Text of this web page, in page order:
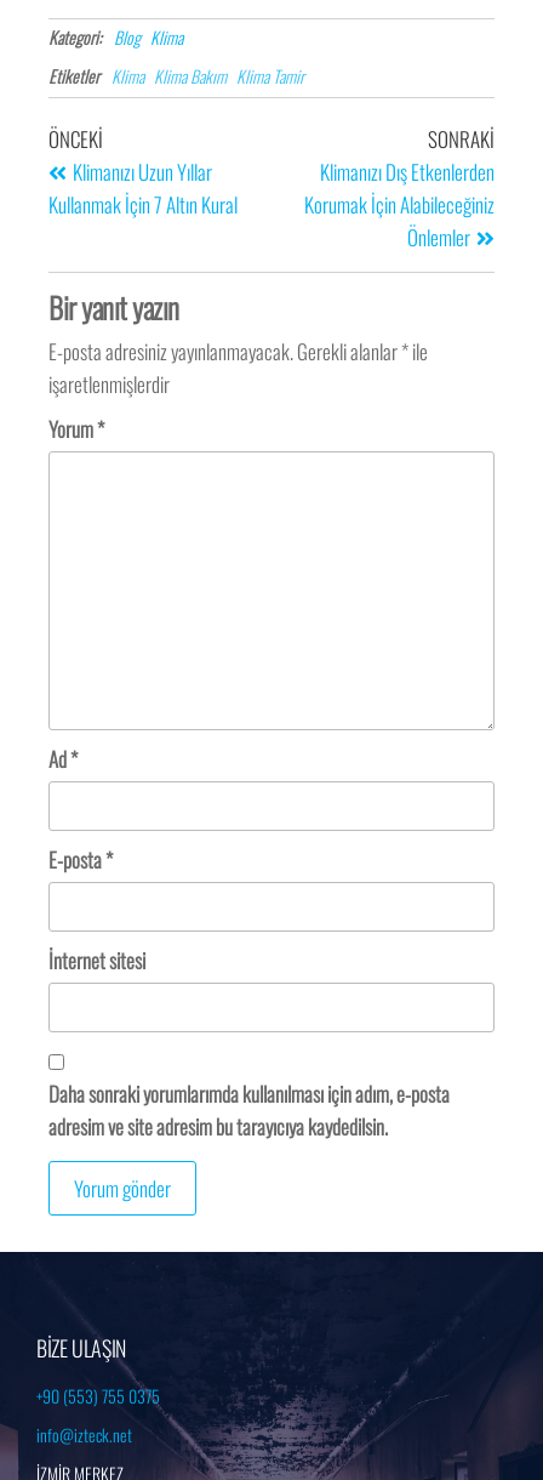
Kategori: Blog Klima
Etiketler Klima Klima Bakım Klima Tamir
ÖNCEKI
Klimanızı Uzun Yıllar
Kullanmak İçin 7 Altın Kural
SONRAKI
Klimanızı Dış Etkenlerden
Korumak İçin Alabileceğiniz
Önlemler
Bir yanıt yazın
E-posta adresiniz yayınlanmayacak.Gerekli alanlar*ile
işaretlenmişlerdir
Yorum*
Ad*
E-posta*
İnternet sitesi
Daha sonraki yorumlarımda kullanılması için adım, e-posta
adresim ve site adresim bu tarayıcıya kaydedilsin.
BİZE ULAŞIN
+90 (553) 755 0375
info@izteck.net
İZMİR MERKEZ